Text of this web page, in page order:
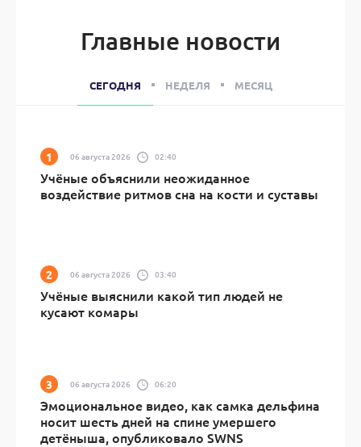
Главные новости
СЕГОДНЯ НЕДЕЛЯ МЕСЯЦ
06 августа 2026 02:40
Учёные объяснили неожиданное
воздействие ритмов сна на кости и суставы
06 августа 2026 03:40
Учёные выяснили какой тип людей не
кусают комары
06 августа 2026 06:20
Эмоциональное видео, как самка дельфина
носит шесть дней на спине умершего
детёныша, опубликовало SWNS